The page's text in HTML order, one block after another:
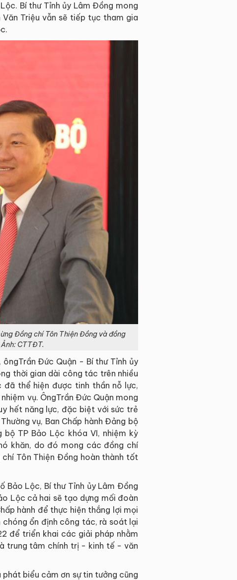
Bí thư Tỉnh ủy Lâm Đồng mong
Triệu vẫn sẽ tiếp tục tham gia
Đồng chí Tôn Thiện Đồng và đồng
CTTĐT.
Đức Quận - Bí thư Tỉnh ủy
thời gian dài công tác trên nhiều
đã thể hiện được tinh thần nỗ lực,
vụ. ÔngTrần Đức Quận mong
hết năng lực, đặc biệt với sức trẻ
vụ, Ban Chấp hành Đảng bộ
TP Bảo Lộc khóa VI, nhiệm kỳ
khăn, do đó mong các đồng chí
Tôn Thiện Đồng hoàn thành tốt
Bảo Lộc, Bí thư Tỉnh ủy Lâm Đồng
Lộc cả hai sẽ tạo dựng mối đoàn
hành để thực hiện thắng lợi mọi
ổn định công tác, rà soát lại
để triển khai các giải pháp nhằm
trung tâm chính trị - kinh tế - văn
biểu cảm ơn sự tin tưởng cũng